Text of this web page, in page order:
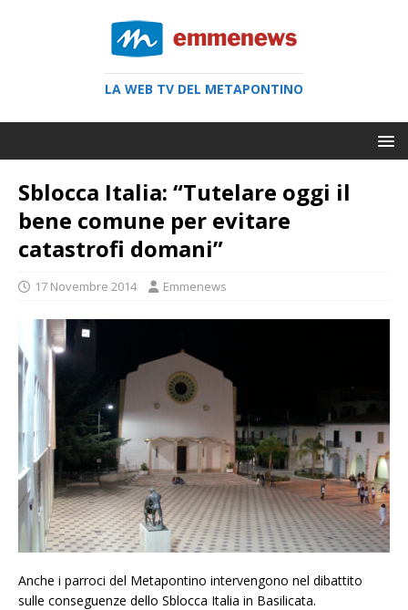
LA WEB TV DEL METAPONTINO
Sblocca Italia: “Tutelare oggi il
bene comune per evitare
catastrofi domani”
17 Novembre 2014 Emmenews
Anche i parroci del Metapontino intervengono nel dibattito
sulle conseguenze dello Sblocca Italia in Basilicata.